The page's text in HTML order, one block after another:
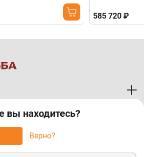
вы находитесь?
Верно?
585 720 ₽
К ОПЛАТЕ: